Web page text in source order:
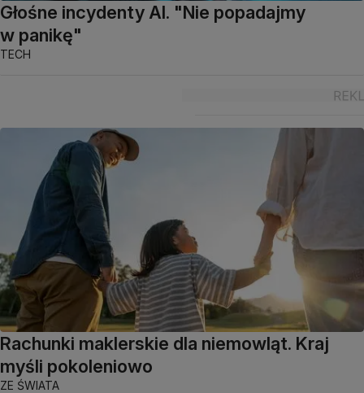
Głośne incydenty AI. "Nie popadajmy
w panikę"
TECH
Rachunki maklerskie dla niemowląt. Kraj
myśli pokoleniowo
ZE ŚWIATA